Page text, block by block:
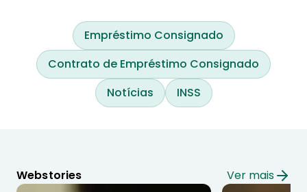
Empréstimo Consignado
Contrato de Empréstimo Consignado
Notícias
INSS
Webstories Ver mais